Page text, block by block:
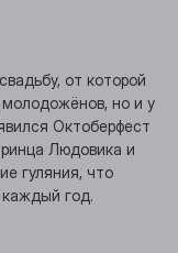
от которой
молодожёнов, но и у
Октоберфест
Людовика и
гуляния, что
год.